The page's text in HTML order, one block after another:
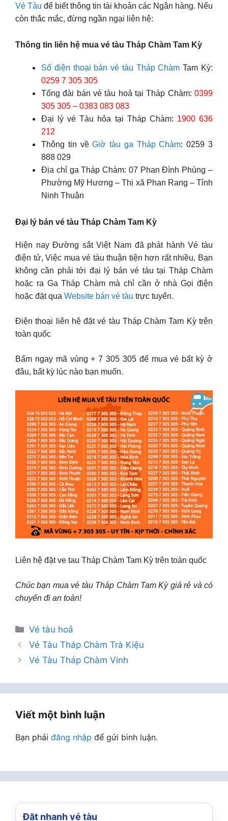
Vé Tàu để biết thông tin tài khoản các Ngân hàng. Nếu
còn thắc mắc, đừng ngần ngại liên hệ:
Thông tin liên hệ mua vé tàu Tháp Chàm Tam Kỳ
Số điện thoại bán vé tàu Tháp Chàm Tam Kỳ:
0259 7 305 305
Tổng đài bán vé tàu hoả tại Tháp Chàm: 0399
305 305 – 0383 083 083
Đại lý vé Tàu hỏa tại Tháp Chàm: 1900 636
212
Thông tin vềGiờ tàu ga Tháp Chàm: 0259 3
888 029
Địa chỉ ga Tháp Chàm: 07 Phan Đình Phùng –
Phường Mỹ Hương – Thị xã Phan Rang – Tỉnh
Ninh Thuận
Đại lý bán vé tàu Tháp Chàm Tam Kỳ
Hiện nay Đường sắt Việt Nam đã phát hành Vé tàu
điện tử, Việc mua vé tàu thuận tiện hơn rất nhiều, Bạn
không cần phải tới đại lý bán vé tàu tại Tháp Chàm
hoặc ra Ga Tháp Chàm mà chỉ cần ở nhà Gọi điện
hoặc đặt qua Website bán vé tàu trực tuyến.
Điện thoại liên hệ đặt vé tàu Tháp Chàm Tam Kỳ trên
toàn quốc
Bấm ngay mã vùng + 7 305 305 để mua vé bất kỳ ở
đâu, bất kỳ lúc nào bạn muốn.
Liên hệ đặt ve tau Tháp Chàm Tam Kỳ trên toàn quốc
Chúc bạn mua vé tàu Tháp Chàm Tam Kỳ giá rẻ và có
chuyến đi an toàn!
Danh
mục
Vé tàu hoả
Vé Tàu Tháp Chàm Trà Kiệu
Vé Tàu Tháp Chàm Vinh
Viết một bình luận
Bạn phải đăng nhập để gửi bình luận.
Đặt nhanh vé tàu